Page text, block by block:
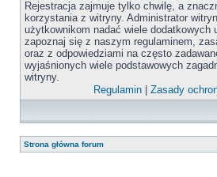
Rejestracja zajmuje tylko chwilę, a
korzystania z witryny. Administrator
użytkownikom nadać wiele dodatkowych
zapoznaj się z naszym regulaminem,
oraz z odpowiedziami na często
wyjaśnionych wiele podstawowych
witryny.
Regulamin| Zasady
Strona główna forum